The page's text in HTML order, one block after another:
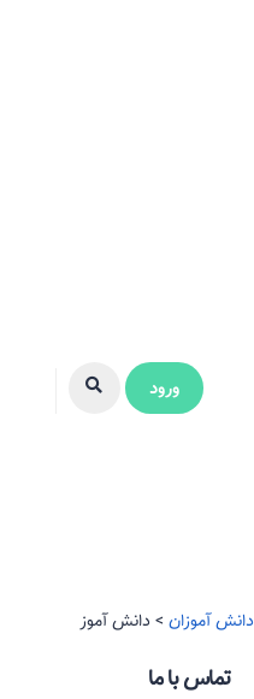
ورود
دانش آموزان > دانش آموز
تماس با ما